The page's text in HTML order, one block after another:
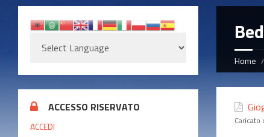
Home
Caricato
ACCESSO RISERVATO
ACCEDI